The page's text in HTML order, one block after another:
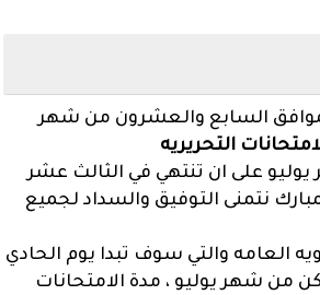
السابع والعشرون من شهر
التحريريه
على ان تنتهي في الثالث عشر
نتمنى التوفيق والسداد لجميع
العامه والتي سوف تبدا يوم الحادي
من شهر يوليو ، مدة الامتحانات